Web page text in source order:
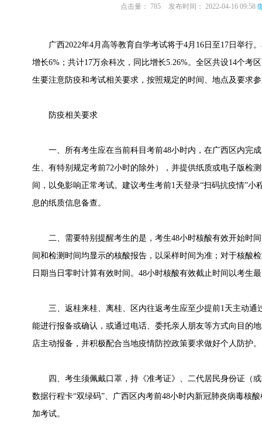
点击量： 785 发布时间： 2022-04-16 09:58
广西2022年4月高等教育自学考试将于4月16日至17日举行
增长6%；共计17万余科次，同比增长5.26%。全区共设14个考
生要注意防疫和考试相关要求，按照规定的时间、地点及要求
防疫相关要求
一、所有考生应在当前科目考前48小时内，在广西区内完成
生、有特别规定考前72小时的除外），并提供纸质或电子版检
间，以免影响正常考试。建议考生考前1天登录“扫码抗疫情”
息的纸质信息备查。
二、需要特别提醒考生的是，考生48小时核酸有效开始时间
间和检测时间均显示的核酸报告，以采样时间为准；对于核酸
日期当日零时计算有效时间。48小时核酸有效截止时间以考生
三、返桂来桂、离桂、区内往返考生应至少提前1天主动通
能进行报备或确认，或通过电话、委托亲人朋友等方式向目的
店主动报备，并积极配合当地疫情防控政策要求做好个人防护。
四、考生须佩戴口罩，持《准考证》、二代居民身份证（或
数据行程卡“双绿码”、广西区内考前48小时内新冠肺炎病毒核
加考试。